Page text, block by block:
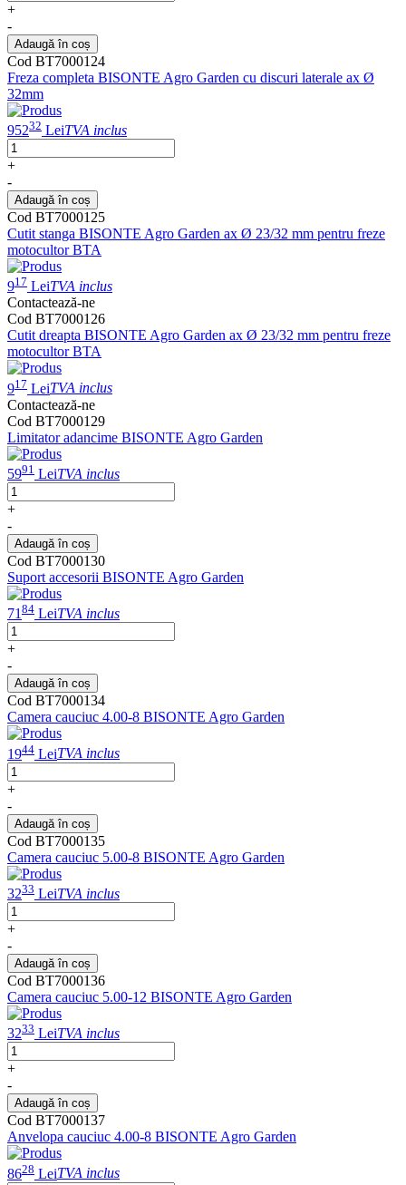
+
-
Adaugă în coș
Cod BT7000124
Freza completa BISONTE Agro Garden cu discuri laterale ax Ø
32mm
95232 LeiTVA inclus
+
-
Adaugă în coș
Cod BT7000125
Cutit stanga BISONTE Agro Garden ax Ø 23/32 mm pentru freze
motocultor BTA
917 LeiTVA inclus
Contactează-ne
Cod BT7000126
Cutit dreapta BISONTE Agro Garden ax Ø 23/32 mm pentru freze
motocultor BTA
917 LeiTVA inclus
Contactează-ne
Cod BT7000129
Limitator adancime BISONTE Agro Garden
5991 LeiTVA inclus
+
-
Adaugă în coș
Cod BT7000130
Suport accesorii BISONTE Agro Garden
71 84 LeiTVA inclus
+
-
Adaugă în coș
Cod BT7000134
Camera cauciuc 4.00-8 BISONTE Agro Garden
1944 LeiTVA inclus
+
-
Adaugă în coș
Cod BT7000135
Camera cauciuc 5.00-8 BISONTE Agro Garden
3233 LeiTVA inclus
+
-
Adaugă în coș
Cod BT7000136
Camera cauciuc 5.00-12 BISONTE Agro Garden
3233 LeiTVA inclus
+
-
Adaugă în coș
Cod BT7000137
Anvelopa cauciuc 4.00-8 BISONTE Agro Garden
8628 LeiTVA inclus